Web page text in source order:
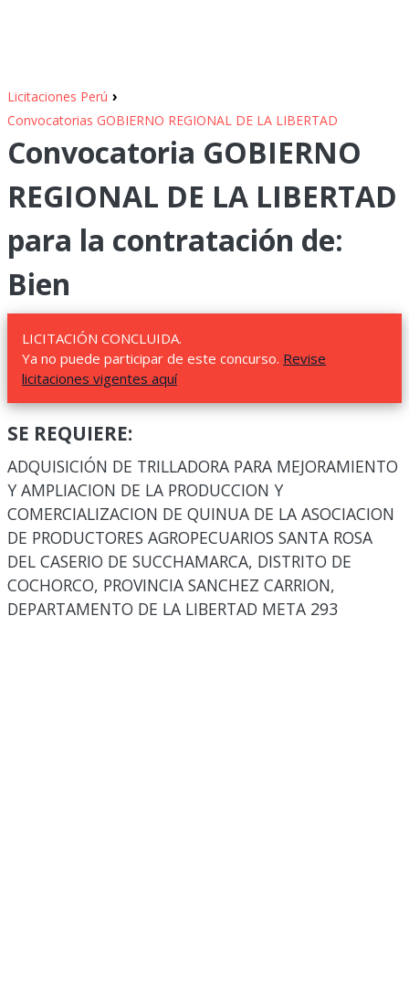
Licitaciones Perú ›
Convocatorias GOBIERNO REGIONAL DE LA LIBERTAD
Convocatoria GOBIERNO
REGIONAL DE LA LIBERTAD
para la contratación de:
Bien
LICITACIÓN CONCLUIDA.
Ya no puede participar de este concurso. Revise
licitaciones vigentes aquí
SE REQUIERE:
ADQUISICIÓN DE TRILLADORA PARA MEJORAMIENTO
Y AMPLIACION DE LA PRODUCCION Y
COMERCIALIZACION DE QUINUA DE LA ASOCIACION
DE PRODUCTORES AGROPECUARIOS SANTA ROSA
DEL CASERIO DE SUCCHAMARCA, DISTRITO DE
COCHORCO, PROVINCIA SANCHEZ CARRION,
DEPARTAMENTO DE LA LIBERTAD META 293